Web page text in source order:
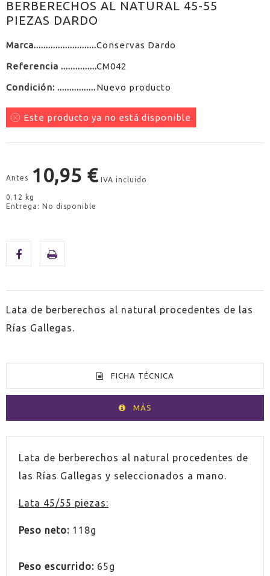
BERBERECHOS AL NATURAL 45-55
PIEZAS DARDO
Marca Conservas Dardo
Referencia CM042
Condición: Nuevo producto
Este producto ya no está disponible
Antes 10,95 € IVA incluido
0.12 kg
Entrega: No disponible
Lata de berberechos al natural procedentes de las
Rías Gallegas.
FICHA TÉCNICA
MÁS
PAÍS España
Lata de berberechos al natural procedentes de
las Rías Gallegas y seleccionados a mano.
Lata 45/55 piezas:
Peso neto: 118g
Peso escurrido: 65g